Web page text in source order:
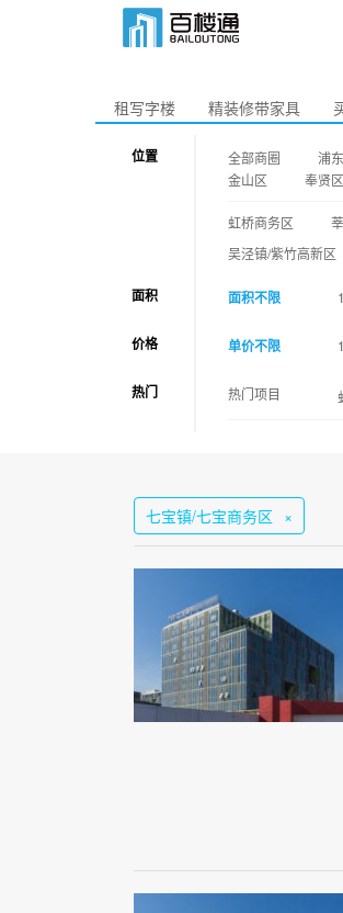
租写字楼 精装修带家具
位置 全部商圈 浦
金山区
奉贤区
虹桥商务区
吴泾镇/紫竹高新区
面积 面积不限
价格 单价不限
热门 热门项目
七宝镇/七宝商务区 ×